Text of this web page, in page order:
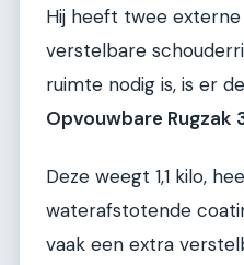
Hij heeft twee
verstelbare
ruimte nodig is, is er de
Opvouwbare Rugzak
Deze weegt 1,1 kilo,
waterafstotende
vaak een extra